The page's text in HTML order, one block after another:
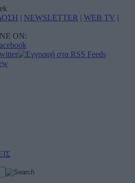
| NEWSLETTER | WEB TV |
ON: